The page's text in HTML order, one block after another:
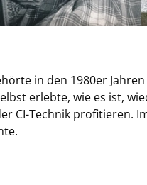
in den 1980er
erlebte, wie es ist,
CI-Technik profitieren.